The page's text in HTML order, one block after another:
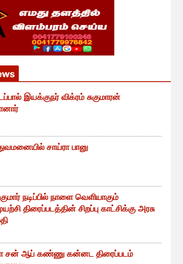
இயக்குநர் விக்ரம் சுகுமாரன்
சாய்ரா பானு
நடிப்பில் நாளை வெளியாகும்
திரைப்படத்தின் சிறப்பு காட்சிக்கு அரசு
சன் ஆப் கண்ணு கன்னட திரைப்படம்